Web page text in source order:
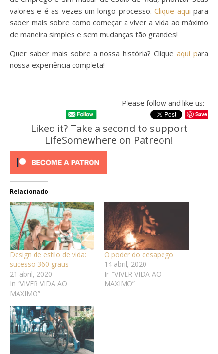
valores e é as vezes um longo processo.Clique aqui para
saber mais sobre como começar a viver a vida ao máximo
de maneira simples e sem mudanças tão grandes!
Quer saber mais sobre a nossa história? Cliqueaqui para
nossa experiência completa!
Please follow and like us:
Save
Liked it? Take a second to support
LifeSomewhere on Patreon!
Relacionado
Design de estilo de vida:
sucesso 360 graus
21 abril, 2020
In “VIVER VIDA AO
MAXIMO”
O poder do desapego
14 abril, 2020
In “VIVER VIDA AO
MAXIMO”